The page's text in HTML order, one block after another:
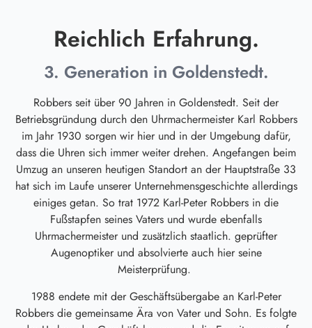
Reichlich Erfahrung.
3. Generation in Goldenstedt.
Robbers seit über 90 Jahren in Goldenstedt. Seit der
Betriebsgründung durch den Uhrmachermeister Karl Robbers
im Jahr 1930 sorgen wir hier und in der Umgebung dafür,
dass die Uhren sich immer weiter drehen. Angefangen beim
Umzug an unseren heutigen Standort an der Hauptstraße 33
hat sich im Laufe unserer Unternehmensgeschichte allerdings
einiges getan. So trat 1972 Karl-Peter Robbers in die
Fußstapfen seines Vaters und wurde ebenfalls
Uhrmachermeister und zusätzlich staatlich. geprüfter
Augenoptiker und absolvierte auch hier seine
Meisterprüfung.
1988 endete mit der Geschäftsübergabe an Karl-Peter
Robbers die gemeinsame Ära von Vater und Sohn. Es folgte